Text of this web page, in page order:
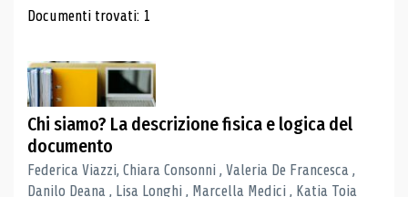
Risultati di ricerca
Documenti trovati: 1
Chi siamo? La descrizione fisica e logica del
documento
Federica Viazzi, Chiara Consonni , Valeria De Francesca ,
Danilo Deana , Lisa Longhi , Marcella Medici , Katia Toia